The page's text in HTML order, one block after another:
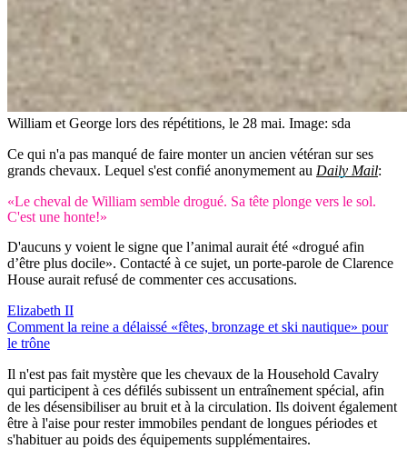
William et George lors des répétitions, le 28 mai. Image: sda
Ce qui n'a pas manqué de faire monter un ancien vétéran sur ses
grands chevaux. Lequel s'est confié anonymement au Daily Mail:
«Le cheval de William semble drogué. Sa tête plonge vers le sol.
C'est une honte!»
D'aucuns y voient le signe que l’animal aurait été «drogué afin
d’être plus docile». Contacté à ce sujet, un porte-parole de Clarence
House aurait refusé de commenter ces accusations.
Elizabeth II
Comment la reine a délaissé «fêtes, bronzage et ski nautique» pour
le trône
Il n'est pas fait mystère que les chevaux de la Household Cavalry
qui participent à ces défilés subissent un entraînement spécial, afin
de les désensibiliser au bruit et à la circulation. Ils doivent également
être à l'aise pour rester immobiles pendant de longues périodes et
s'habituer au poids des équipements supplémentaires.